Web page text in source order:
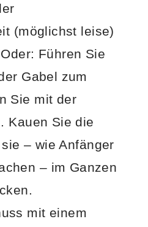
(möglichst leise)
Führen Sie
Gabel zum
Sie mit der
Kauen Sie die
– wie Anfänger
– im Ganzen
mit einem